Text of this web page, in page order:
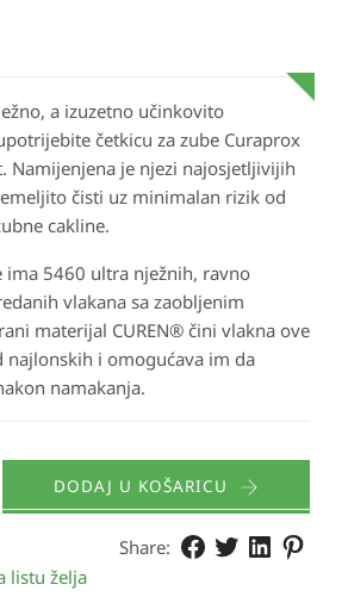
a izuzetno učinkovito
četkicu za zube Curaprox
Namijenjena je njezi najosjetljivijih
čisti uz minimalan rizik od
cakline.
ima 5460 ultra nježnih, ravno
vlakana sa zaobljenim
materijal CUREN® čini vlakna ove
najlonskih i omogućava im da
namakanja.
DODAJ U KOŠARICU
Share:
listu želja